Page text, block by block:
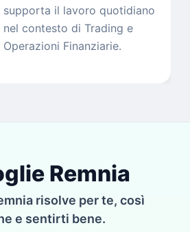
supporta il lavoro quotidiano
nel contesto di Trading e
Operazioni Finanziarie.
Remnia
risolve per te, così
e sentirti bene.